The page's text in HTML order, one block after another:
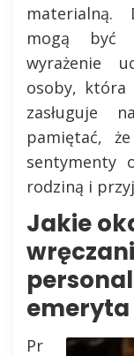
materialną.
mogą być
wyrażenie
osoby, która
zasługuje
pamiętać,
sentymenty
rodziną i
Jakie
emeryta
Pr